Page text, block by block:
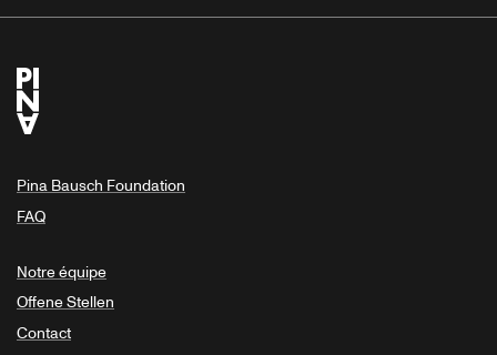
Pina Bausch Foundation
FAQ
Notre équipe
Offene Stellen
Contact